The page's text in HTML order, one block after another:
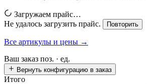
Загружаем прайс…
Не удалось загрузить прайс.
Повторить
Все артикулы и цены →
Ваш заказ поз. · ед.
Вернуть конфигурацию в заказ
Итого